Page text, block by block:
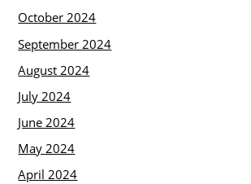
October 2024
September 2024
August 2024
July 2024
June 2024
May 2024
April 2024